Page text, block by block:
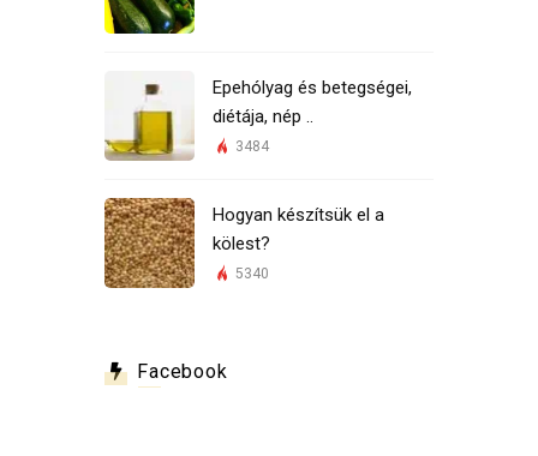
Epehólyag és betegségei,
diétája, nép ..
3484
Hogyan készítsük el a
kölest?
5340
Facebook